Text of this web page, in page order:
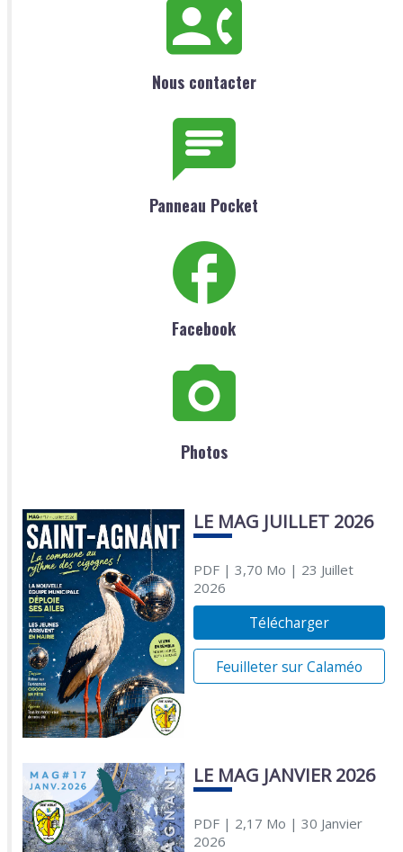
Nous contacter
Panneau Pocket
Facebook
Photos
LE MAG JUILLET 2026
PDF| 3,70 Mo | 23 Juillet
2026
Télécharger
Feuilleter sur Calaméo
LE MAG JANVIER 2026
PDF| 2,17 Mo | 30 Janvier
2026